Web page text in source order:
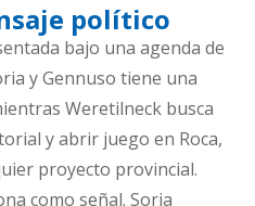
político
bajo una agenda de
y Gennuso tiene una
Weretilneck busca
y abrir juego en Roca,
proyecto provincial.
como señal. Soria